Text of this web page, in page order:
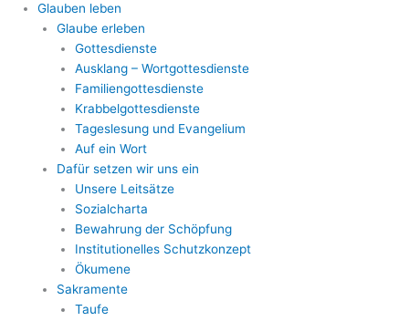
Glauben leben
Glaube erleben
Gottesdienste
Ausklang – Wortgottesdienste
Familiengottesdienste
Krabbelgottesdienste
Tageslesung und Evangelium
Auf ein Wort
Dafür setzen wir uns ein
Unsere Leitsätze
Sozialcharta
Bewahrung der Schöpfung
Institutionelles Schutzkonzept
Ökumene
Sakramente
Taufe